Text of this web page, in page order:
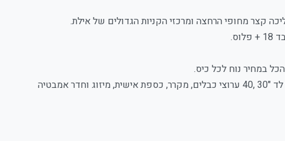
קצר מחופי הרחצה ומרכזי הקניות הגדולים של אילת.
במחיר נוח לכל כיס.
המלון מציע 98 חדרי אירוח נוחים ומפנקים בעיצוב עכשווי וכוללים מסכי לד "30 ,40 ערוצי כבלים, מקרר, כספת אישית, מיזוג וחדר אמבטיה